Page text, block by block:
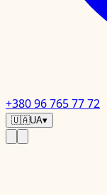
+380 96 765 77 72
🇺🇦UA▾